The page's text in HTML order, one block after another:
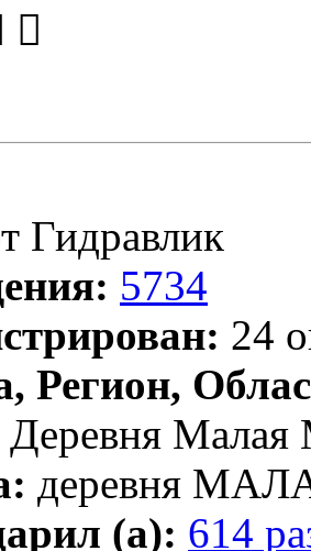
Гидравлик
5734
24
Регион,
Деревня Малая
деревня
(а): 614